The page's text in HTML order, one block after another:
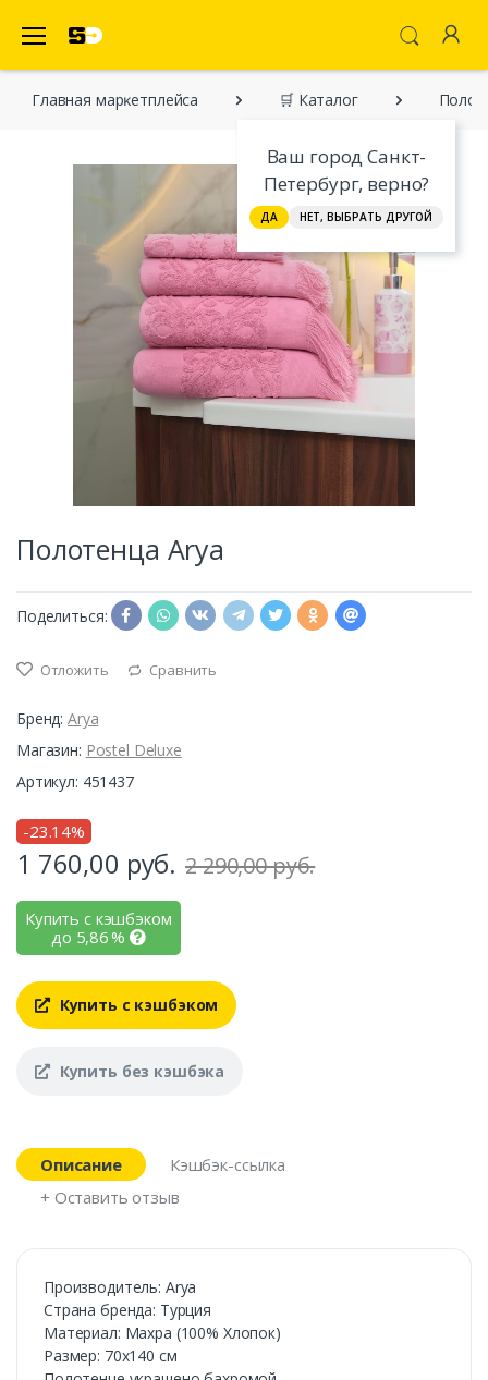
Ваш город Санкт-
Петербург, верно?
ДА НЕТ, ВЫБРАТЬ ДРУГОЙ
Главная марĸетплейса 🛒 Каталог
Полотенца Arya
Поделиться:
Отложить Сравнить
Бренд: Arya
Магазин: Postel Deluxe
Артикул: 451437
-23.14%
1 760,00 руб. 2 290,00 руб.
Купить с кэшбэком
до 5,86%
Купить с кэшбэком
Купить без кэшбэка
Описание
Кэшбэк-ссылка
+ Оставить отзыв
Производитель: Arya
Cтрана бренда: Турция
Материал: Махра (100% Хлопок)
Размер: 70х140 см